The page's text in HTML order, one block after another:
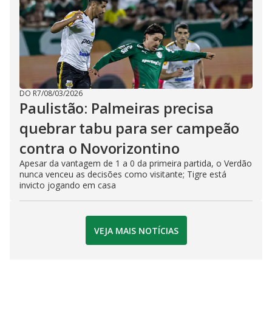
DO R7/08/03/2026
Paulistão: Palmeiras precisa
quebrar tabu para ser campeão
contra o Novorizontino
Apesar da vantagem de 1 a 0 da primeira partida, o Verdão
nunca venceu as decisões como visitante; Tigre está
invicto jogando em casa
VEJA MAIS NOTÍCIAS